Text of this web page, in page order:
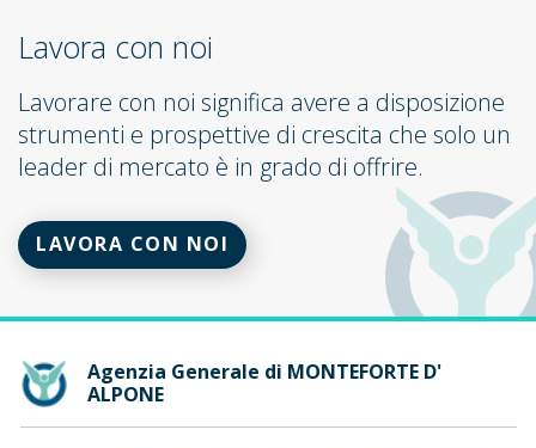
Lavora con noi
Lavorare con noi significa avere a disposizione
strumenti e prospettive di crescita che solo un
leader di mercato è in grado di offrire.
LAVORA CON NOI
Agenzia Generale di MONTEFORTE D'
ALPONE